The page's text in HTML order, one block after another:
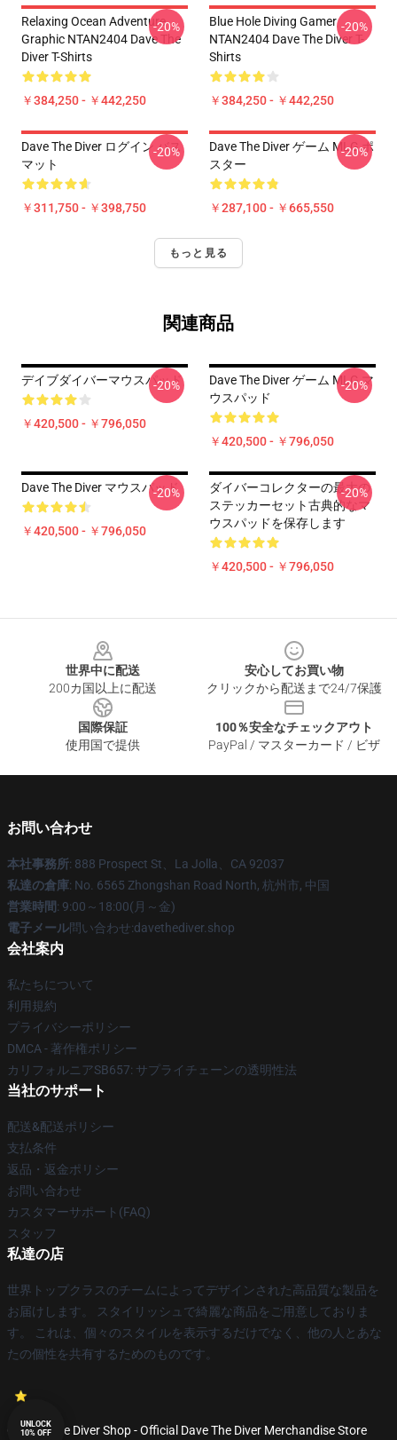
Relaxing Ocean Adventure
Graphic NTAN2404 Dave The
Diver T-Shirts
￥384,250 - ￥442,250
-20%
Blue Hole Diving Gamer
NTAN2404 Dave The Diver T-
Shirts
￥384,250 - ￥442,250
-20%
Dave The Diver ログイン バス
マット
￥311,750 - ￥398,750
-20%
Dave The Diver ゲーム MLG ポ
スター
￥287,100 - ￥665,550
-20%
もっと見る
関連商品
デイブダイバーマウスパッド
￥420,500 - ￥796,050
-20%
Dave The Diver ゲーム MLG マ
ウスパッド
￥420,500 - ￥796,050
-20%
Dave The Diver マウスパッド
￥420,500 - ￥796,050
-20%
ダイバーコレクターの最大の
ステッカーセット古典的なマ
ウスパッドを保存します
￥420,500 - ￥796,050
-20%
世界中に配送
200カ国以上に配送
安心してお買い物
クリックから配送まで24/7保護
国際保証
使用国で提供
100％安全なチェックアウト
PayPal / マスターカード / ビザ
お問い合わせ
本社事務所: 888 Prospect St、La Jolla、CA 92037
私達の倉庫: No. 6565 Zhongshan Road North, 杭州市, 中国
営業時間: 9:00～18:00(月～金)
電子メール問い合わせ:davethediver.shop
会社案内
私たちについて
利用規約
プライバシーポリシー
DMCA - 著作権ポリシー
カリフォルニアSB657: サプライチェーンの透明性法
当社のサポート
配送&配送ポリシー
支払条件
返品・返金ポリシー
お問い合わせ
カスタマーサポート(FAQ)
スタッフ
私達の店
世界トップクラスのチームによってデザインされた高品質な製品を
お届けします。 スタイリッシュで綺麗な商品をご用意しておりま
す。 これは、個々のスタイルを表示するだけでなく、他の人とあな
たの個性を共有するためのものです。
© Dave The Diver Shop - Official Dave The Diver Merchandise Store
UNLOCK
10% OFF